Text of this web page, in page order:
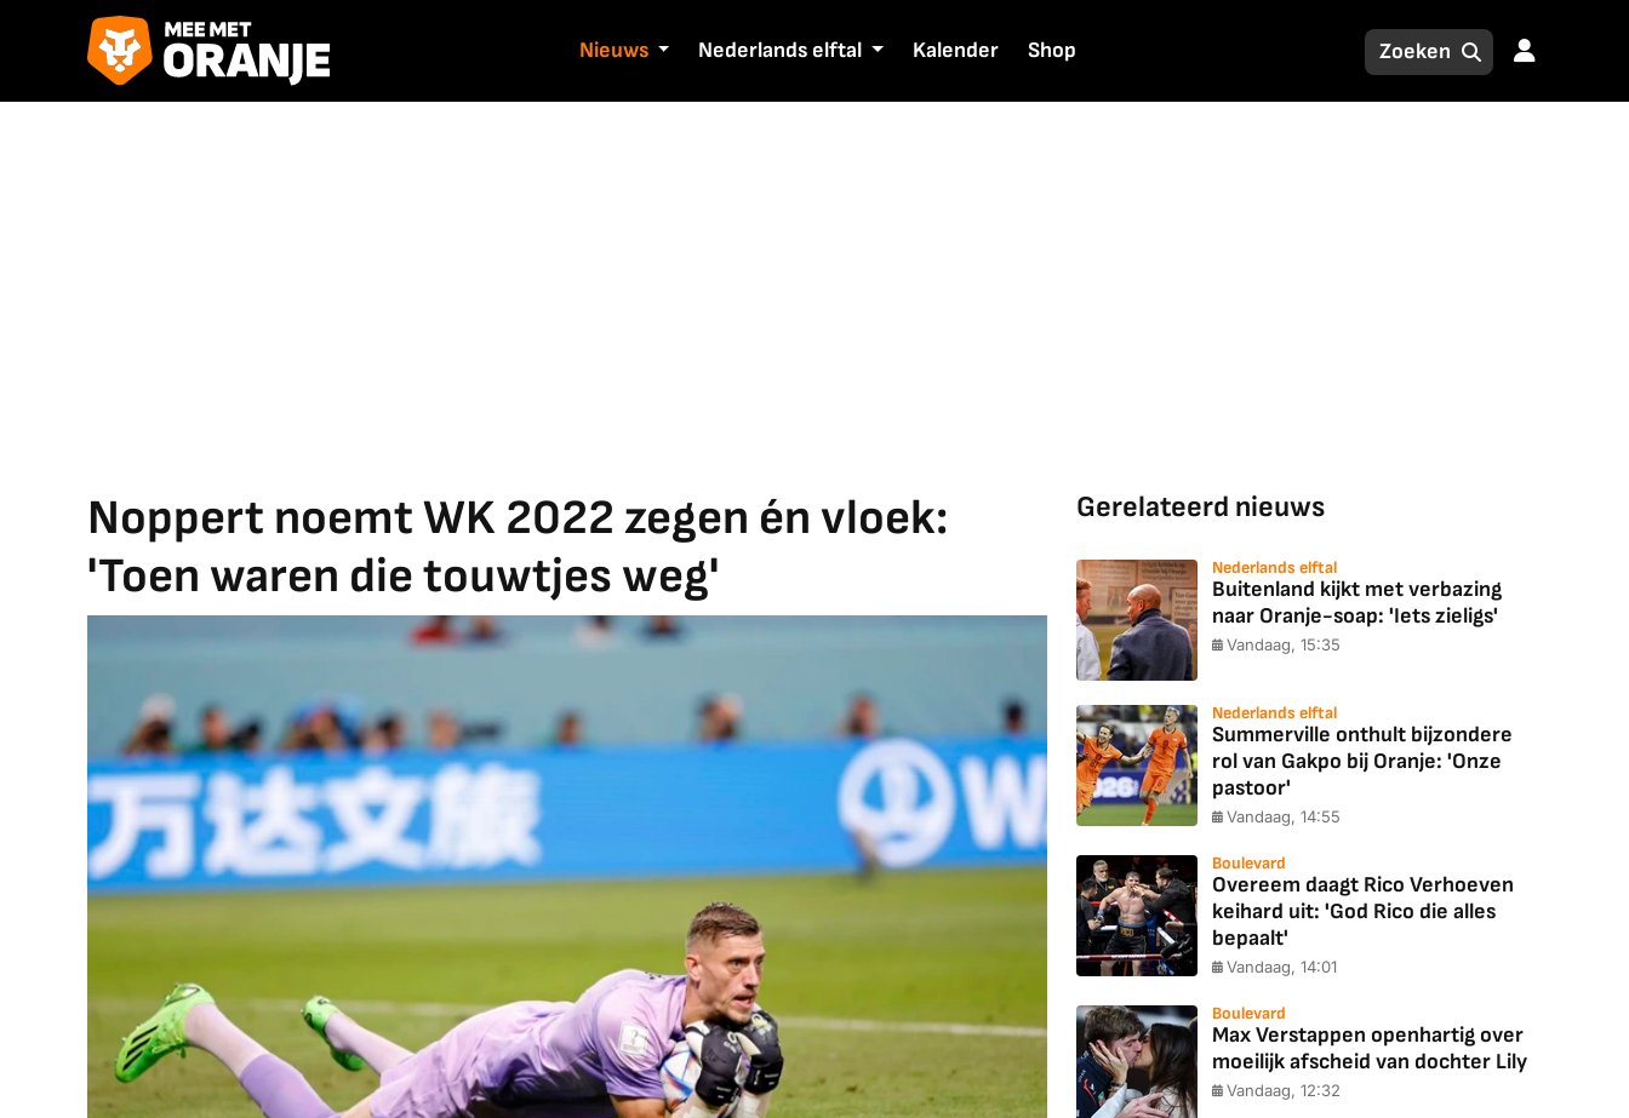
Nieuws Nederlands elftal Kalender Shop
Noppert noemt WK 2022 zegen én vloek:
'Toen waren die touwtjes weg'
Gerelateerd nieuws
Nederlands elftal
Buitenland kijkt met verbazing
naar Oranje-soap: 'Iets zieligs'
Vandaag, 15:35
Nederlands elftal
Summerville onthult bijzondere
rol van Gakpo bij Oranje: 'Onze
pastoor'
Vandaag, 14:55
Boulevard
Overeem daagt Rico Verhoeven
keihard uit: 'God Rico die alles
bepaalt'
Vandaag, 14:01
Boulevard
Max Verstappen openhartig over
moeilijk afscheid van dochter Lily
Vandaag, 12:32